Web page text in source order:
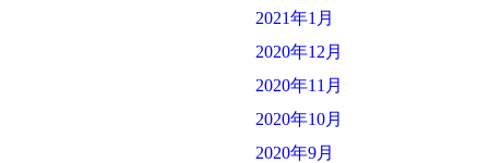
2021年1月
2020年12月
2020年11月
2020年10月
2020年9月